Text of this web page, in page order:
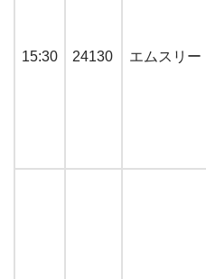
15:30 24130 エムスリー